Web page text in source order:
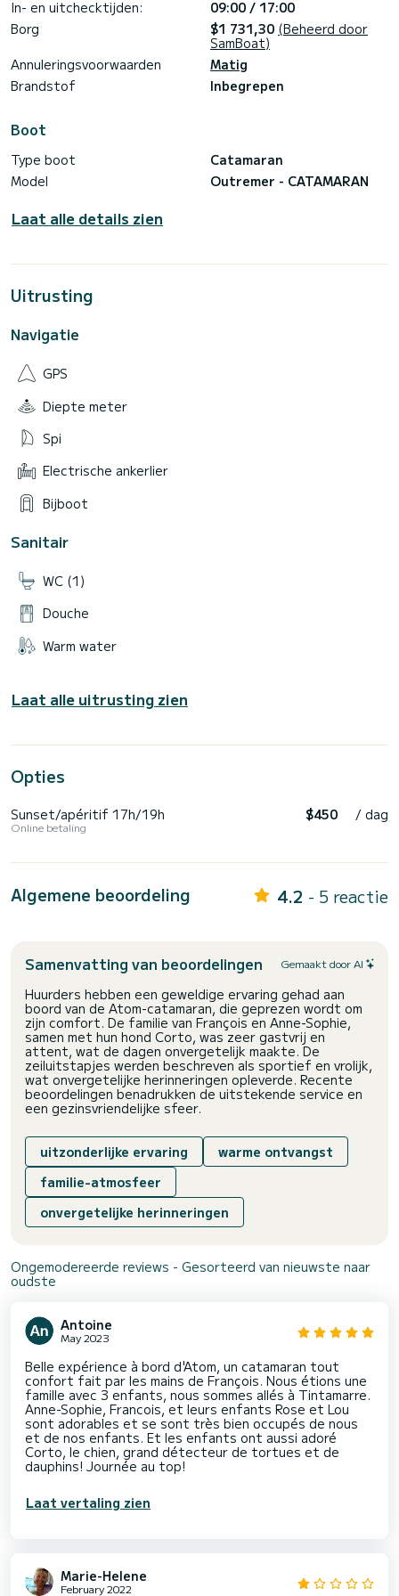
In- en uitchecktijden:
09:00 / 17:00
Borg
$1 731,30 (Beheerd door
SamBoat)
Annuleringsvoorwaarden
Matig
Brandstof
Inbegrepen
Boot
Type boot
Catamaran
Model
Outremer - CATAMARAN
Laat alle details zien
Uitrusting
Navigatie
GPS
Diepte meter
Spi
Electrische ankerlier
Bijboot
Sanitair
WC (1)
Douche
Warm water
Laat alle uitrusting zien
Opties
Sunset/apéritif 17h/19h
Online betaling
$450 / dag
Algemene beoordeling 4.2 - 5 reactie
Samenvatting van beoordelingen Gemaakt door AI
Huurders hebben een geweldige ervaring gehad aan
boord van de Atom-catamaran, die geprezen wordt om
zijn comfort. De familie van François en Anne-Sophie,
samen met hun hond Corto, was zeer gastvrij en
attent, wat de dagen onvergetelijk maakte. De
zeiluitstapjes werden beschreven als sportief en vrolijk,
wat onvergetelijke herinneringen opleverde. Recente
beoordelingen benadrukken de uitstekende service en
een gezinsvriendelijke sfeer.
uitzonderlijke ervaring
warme ontvangst
familie-atmosfeer
onvergetelijke herinneringen
Ongemodereerde reviews - Gesorteerd van nieuwste naar
oudste
Antoine
May 2023
Belle expérience à bord d'Atom, un catamaran tout
confort fait par les mains de François. Nous étions une
famille avec 3 enfants, nous sommes allés à Tintamarre.
Anne-Sophie, Francois, et leurs enfants Rose et Lou
sont adorables et se sont très bien occupés de nous
et de nos enfants. Et les enfants ont aussi adoré
Corto, le chien, grand détecteur de tortues et de
dauphins! Journée au top!
Laat vertaling zien
Marie-Helene
February 2022